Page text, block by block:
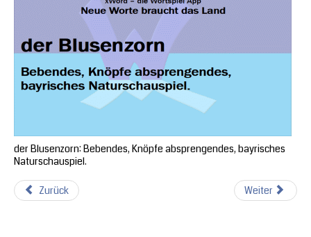
der Blusenzorn: Bebendes, Knöpfe absprengendes, bayrisches
Naturschauspiel.
Zurück Weiter